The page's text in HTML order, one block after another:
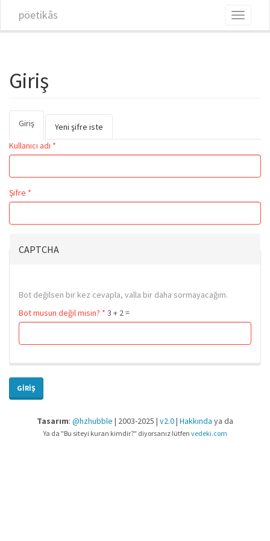
pöetikâs
Toggle
Giriş
Birincil sekmeler
Giriş
Yeni şifre iste
Kullanıcı adı *
Şifre *
CAPTCHA
Bot değilsen bir kez cevapla, valla bir daha sormayacağım.
Bot musun değil misin? * 3 + 2 =
GIRIŞ
Tasarım: @hzhubble | 2003-2025 | v2.0| Hakkında ya da
Ya da "Bu siteyi kuran kimdir?" diyorsanız lütfen vedeki.com